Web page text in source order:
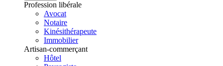
Profession libérale
Avocat
Notaire
Kinésithérapeute
Immobilier
Artisan-commerçant
Hôtel